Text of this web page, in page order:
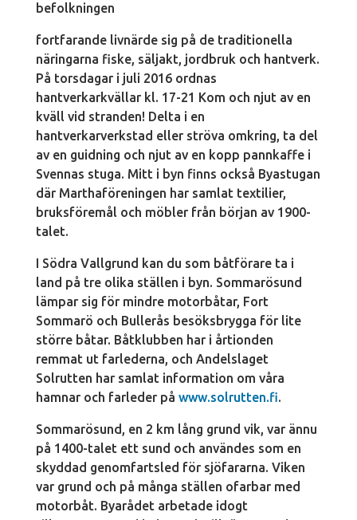
befolkningen
fortfarande livnärde sig på de traditionella
näringarna fiske, säljakt, jordbruk och hantverk.
På torsdagar i juli 2016 ordnas
hantverkarkvällar kl. 17-21 Kom och njut av en
kväll vid stranden! Delta i en
hantverkarverkstad eller ströva omkring, ta del
av en guidning och njut av en kopp pannkaffe i
Svennas stuga. Mitt i byn finns också Byastugan
där Marthaföreningen har samlat textilier,
bruksföremål och möbler från början av 1900-
talet.
I Södra Vallgrund kan du som båtförare ta i
land på tre olika ställen i byn. Sommarösund
lämpar sig för mindre motorbåtar, Fort
Sommarö och Bullerås besöksbrygga för lite
större båtar. Båtklubben har i årtionden
remmat ut farlederna, och Andelslaget
Solrutten har samlat information om våra
hamnar och farleder på www.solrutten.fi.
Sommarösund, en 2 km lång grund vik, var ännu
på 1400-talet ett sund och användes som en
skyddad genomfartsled för sjöfararna. Viken
var grund och på många ställen ofarbar med
motorbåt. Byarådet arbetade idogt